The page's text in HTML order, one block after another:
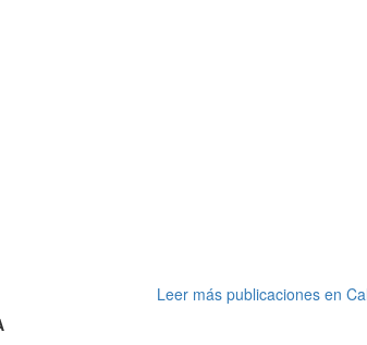
Leer más publicaciones en